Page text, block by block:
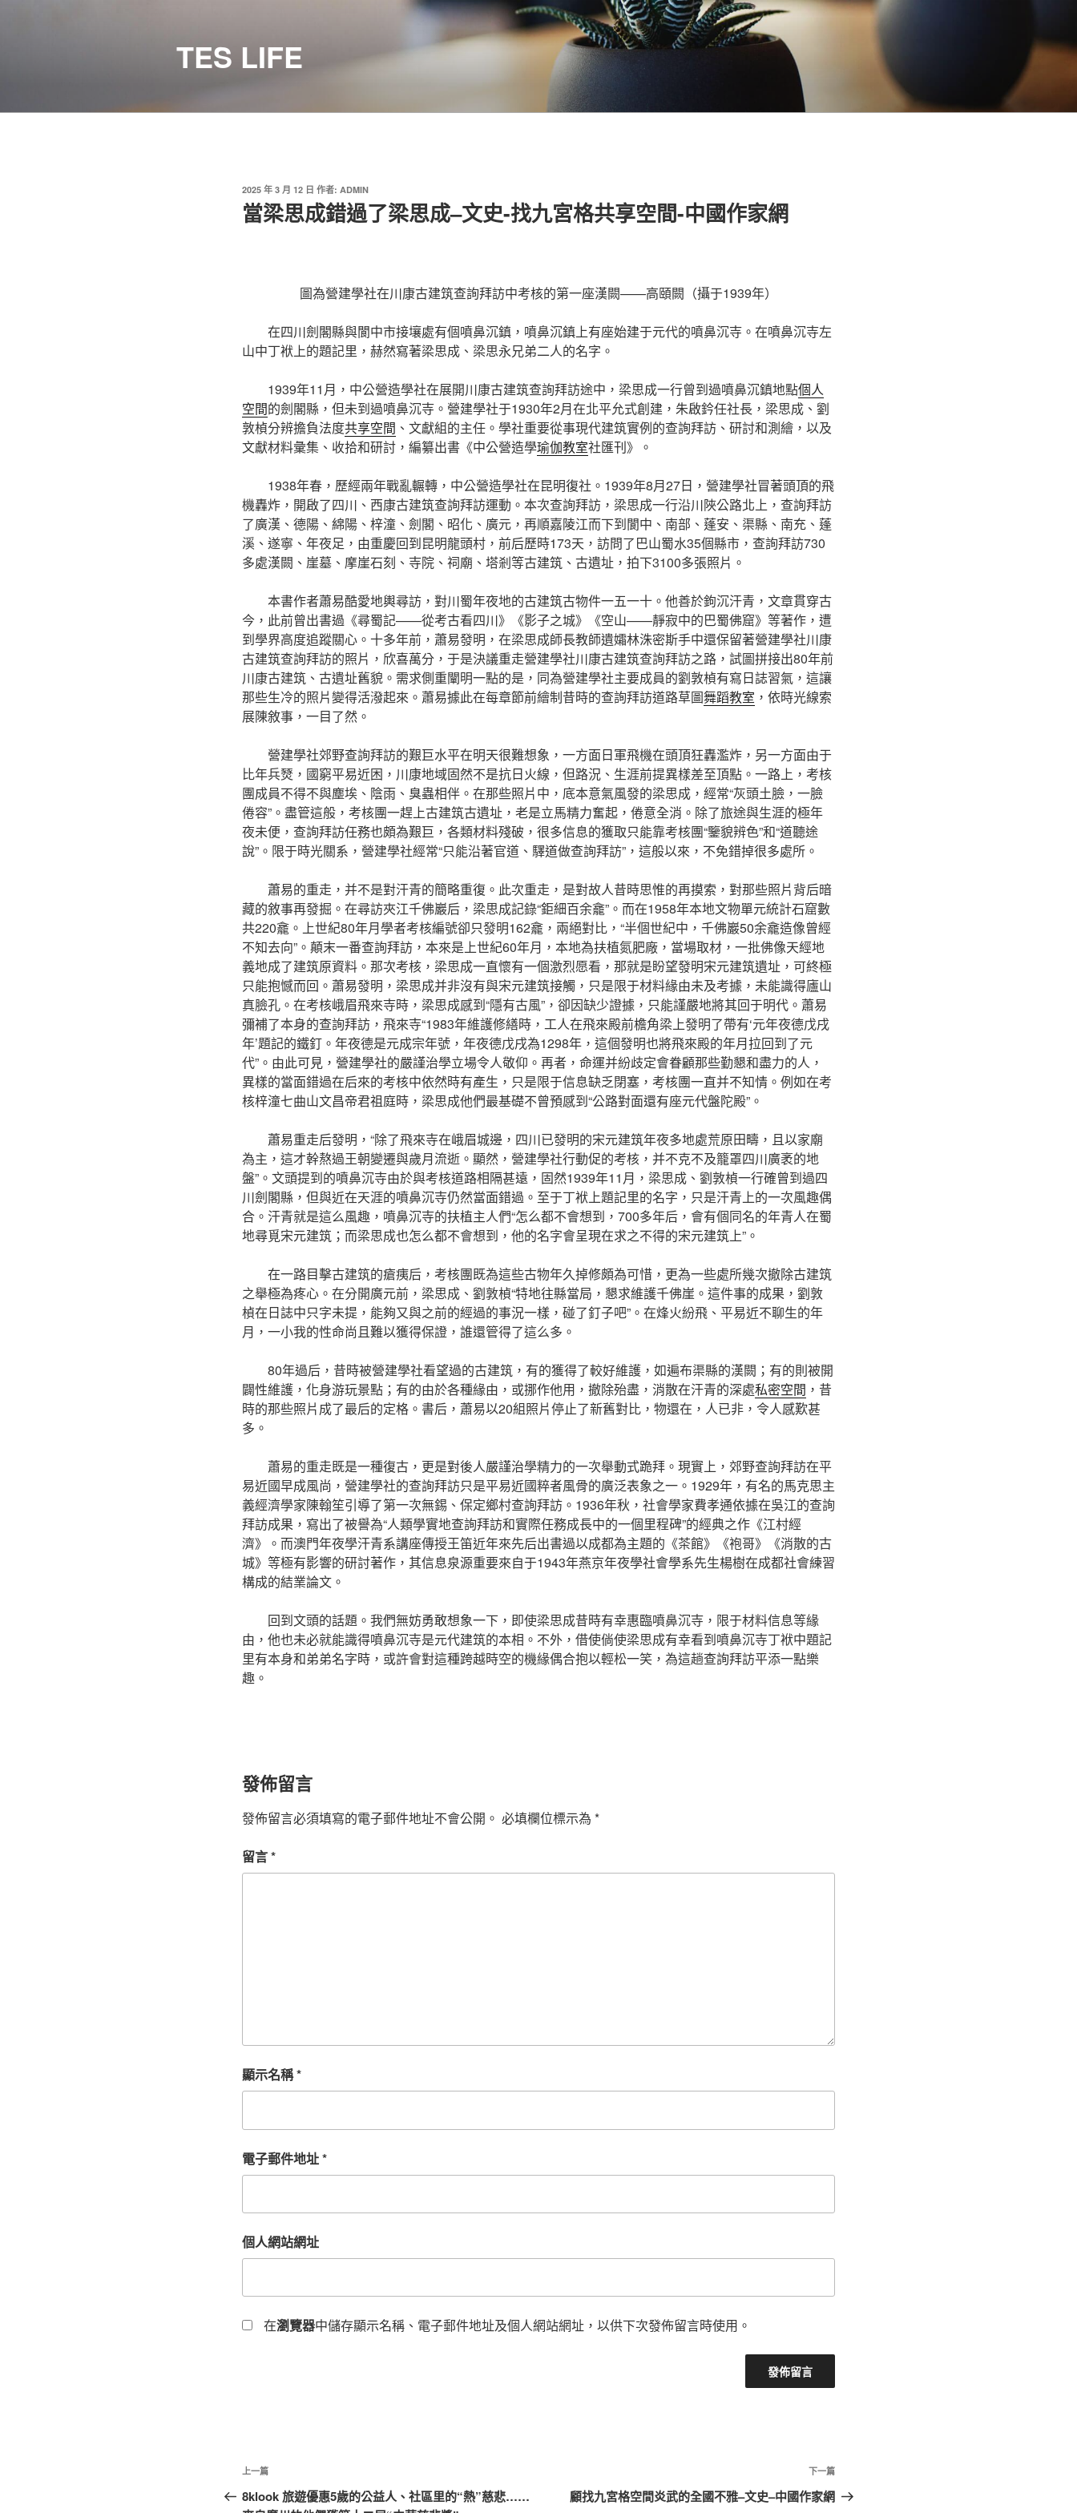
TES LIFE
發
佈
於
2025 年 3 月 12 日 作者: ADMIN
當梁思成錯過了梁思成–文史-找九宮格共享空間-中國作家網
圖為營建學社在川康古建筑查詢拜訪中考核的第一座漢闕——高頤闕（攝于1939年）
在四川劍閣縣與閬中市接壤處有個噴鼻沉鎮，噴鼻沉鎮上有座始建于元代的噴鼻沉寺。在噴鼻沉寺左
山中丁袱上的題記里，赫然寫著梁思成、梁思永兄弟二人的名字。
1939年11月，中公營造學社在展開川康古建筑查詢拜訪途中，梁思成一行曾到過噴鼻沉鎮地點個人
空間的劍閣縣，但未到過噴鼻沉寺。營建學社于1930年2月在北平允式創建，朱啟鈐任社長，梁思成、劉
敦楨分辨擔負法度共享空間 、文獻組的主任。學社重要從事現代建筑實例的查詢拜訪、研討和測繪，以及
文獻材料彙集、收拾和研討，編纂出書《中公營造學瑜伽教室社匯刊》。
1938年春，歷經兩年戰亂輾轉，中公營造學社在昆明復社。1939年8月27日，營建學社冒著頭頂的飛
機轟炸，開啟了四川、西康古建筑查詢拜訪運動。本次查詢拜訪，梁思成一行沿川陜公路北上，查詢拜訪
了廣漢、德陽、綿陽、梓潼、劍閣、昭化、廣元，再順嘉陵江而下到閬中、南部、蓬安、渠縣、南充、蓬
溪、遂寧、年夜足，由重慶回到昆明龍頭村，前后歷時173天，訪問了巴山蜀水35個縣市，查詢拜訪730
多處漢闕、崖墓、摩崖石刻、寺院、祠廟、塔剎等古建筑、古遺址，拍下3100多張照片。
本書作者蕭易酷愛地輿尋訪，對川蜀年夜地的古建筑古物件一五一十。他善於鉤沉汗青，文章貫穿古
今，此前曾出書過《尋蜀記——從考古看四川》《影子之城》《空山——靜寂中的巴蜀佛窟》等著作，遭
到學界高度追蹤關心。十多年前，蕭易發明，在梁思成師長教師遺孀林洙密斯手中還保留著營建學社川康
古建筑查詢拜訪的照片，欣喜萬分，于是決議重走營建學社川康古建筑查詢拜訪之路，試圖拼接出80年前
川康古建筑、古遺址舊貌。需求側重闡明一點的是，同為營建學社主要成員的劉敦楨有寫日誌習氣，這讓
那些生冷的照片變得活潑起來。蕭易據此在每章節前繪制昔時的查詢拜訪道路草圖舞蹈教室 ，依時光線索
展陳敘事，一目了然。
營建學社郊野查詢拜訪的艱巨水平在明天很難想象，一方面日軍飛機在頭頂狂轟濫炸，另一方面由于
比年兵燹，國窮平易近困，川康地域固然不是抗日火線，但路況、生涯前提異樣差至頂點。一路上，考核
團成員不得不與塵埃、陰雨、臭蟲相伴。在那些照片中，底本意氣風發的梁思成，經常“灰頭土臉，一臉
倦容”。盡管這般，考核團一趕上古建筑古遺址，老是立馬精力奮起，倦意全消。除了旅途與生涯的極年
夜未便，查詢拜訪任務也頗為艱巨，各類材料殘破，很多信息的獲取只能靠考核團“鑒貌辨色”和“道聽途
說”。限于時光關系，營建學社經常“只能沿著官道、驛道做查詢拜訪”，這般以來，不免錯掉很多處所。
蕭易的重走，并不是對汗青的簡略重復。此次重走，是對故人昔時思惟的再摸索，對那些照片背后暗
藏的敘事再發掘。在尋訪夾江千佛巖后，梁思成記錄“鉅細百余龕”。而在1958年本地文物單元統計石窟數
共220龕。上世紀80年月學者考核編號卻只發明162龕，兩絕對比，“半個世紀中，千佛巖50余龕造像曾經
不知去向”。顛末一番查詢拜訪，本來是上世紀60年月，本地為扶植氮肥廠，當場取材，一批佛像天經地
義地成了建筑原資料。那次考核，梁思成一直懷有一個激烈愿看，那就是盼望發明宋元建筑遺址，可終極
只能抱憾而回。蕭易發明，梁思成并非沒有與宋元建筑接觸，只是限于材料緣由未及考據，未能識得廬山
真臉孔。在考核峨眉飛來寺時，梁思成感到“隱有古風”，卻因缺少證據，只能謹嚴地將其回于明代。蕭易
彌補了本身的查詢拜訪，飛來寺“1983年維護修繕時，工人在飛來殿前檐角梁上發明了帶有‘元年夜德戊戌
年’題記的鐵釘。年夜德是元成宗年號，年夜德戊戌為1298年，這個發明也將飛來殿的年月拉回到了元
代”。由此可見，營建學社的嚴謹治學立場令人敬仰。再者，命運并紛歧定會眷顧那些勤懇和盡力的人，
異樣的當面錯過在后來的考核中依然時有產生，只是限于信息缺乏閉塞，考核團一直并不知情。例如在考
核梓潼七曲山文昌帝君祖庭時，梁思成他們最基礎不曾預感到“公路對面還有座元代盤陀殿”。
蕭易重走后發明，“除了飛來寺在峨眉城邊，四川已發明的宋元建筑年夜多地處荒原田疇，且以家廟
為主，這才幹熬過王朝變遷與歲月流逝。顯然，營建學社行動促的考核，并不克不及籠罩四川廣袤的地
盤”。文頭提到的噴鼻沉寺由於與考核道路相隔甚遠，固然1939年11月，梁思成、劉敦楨一行確曾到過四
川劍閣縣，但與近在天涯的噴鼻沉寺仍然當面錯過。至于丁袱上題記里的名字，只是汗青上的一次風趣偶
合。汗青就是這么風趣，噴鼻沉寺的扶植主人們“怎么都不會想到，700多年后，會有個同名的年青人在蜀
地尋覓宋元建筑；而梁思成也怎么都不會想到，他的名字會呈現在求之不得的宋元建筑上”。
在一路目擊古建筑的瘡痍后，考核團既為這些古物年久掉修頗為可惜，更為一些處所幾次撤除古建筑
之舉極為疼心。在分開廣元前，梁思成、劉敦楨“特地往縣當局，懇求維護千佛崖。這件事的成果，劉敦
楨在日誌中只字未提，能夠又與之前的經過的事況一樣，碰了釘子吧”。在烽火紛飛、平易近不聊生的年
月，一小我的性命尚且難以獲得保證，誰還管得了這么多。
80年過后，昔時被營建學社看望過的古建筑，有的獲得了較好維護，如遍布渠縣的漢闕；有的則被開
闢性維護，化身游玩景點；有的由於各種緣由，或挪作他用，撤除殆盡，消散在汗青的深處私密空間 ，昔
時的那些照片成了最后的定格。書后，蕭易以20組照片停止了新舊對比，物還在，人已非，令人感歎甚
多。
蕭易的重走既是一種復古，更是對後人嚴謹治學精力的一次舉動式跪拜。現實上，郊野查詢拜訪在平
易近國早成風尚，營建學社的查詢拜訪只是平易近國粹者風骨的廣泛表象之一。1929年，有名的馬克思主
義經濟學家陳翰笙引導了第一次無錫、保定鄉村查詢拜訪。1936年秋，社會學家費孝通依據在吳江的查詢
拜訪成果，寫出了被譽為“人類學實地查詢拜訪和實際任務成長中的一個里程碑”的經典之作《江村經
濟》。而澳門年夜學汗青系講座傳授王笛近年來先后出書過以成都為主題的《茶館》《袍哥》《消散的古
城》等極有影響的研討著作，其信息泉源重要來自于1943年燕京年夜學社會學系先生楊樹在成都社會練習
構成的結業論文。
回到文頭的話題。我們無妨勇敢想象一下，即使梁思成昔時有幸惠臨噴鼻沉寺，限于材料信息等緣
由，他也未必就能識得噴鼻沉寺是元代建筑的本相。不外，借使倘使梁思成有幸看到噴鼻沉寺丁袱中題記
里有本身和弟弟名字時，或許會對這種跨越時空的機緣偶合抱以輕松一笑，為這趟查詢拜訪平添一點樂
趣。
發佈留言
發佈留言必須填寫的電子郵件地址不會公開。 必填欄位標示為 *
留言*
顯示名稱*
電子郵件地址*
個人網站網址
在瀏覽器中儲存顯示名稱、電子郵件地址及個人網站網址，以供下次發佈留言時使用。
文
章
上
一
上一篇
8klook 旅遊優惠5歲的公益人、社區里的“熱”慈悲……
下
一
下一篇
顧找九宮格空間炎武的全國不雅–文史–中國作家網